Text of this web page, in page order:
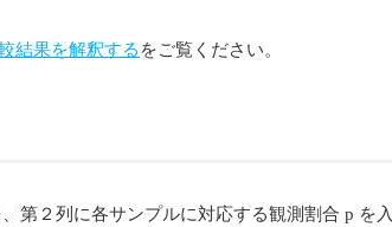
結果を解釈する をご覧ください。
第２列に各サンプルに対応する観測割合 p を